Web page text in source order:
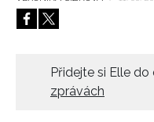
HOME
Přidejte si Elle
zprávách